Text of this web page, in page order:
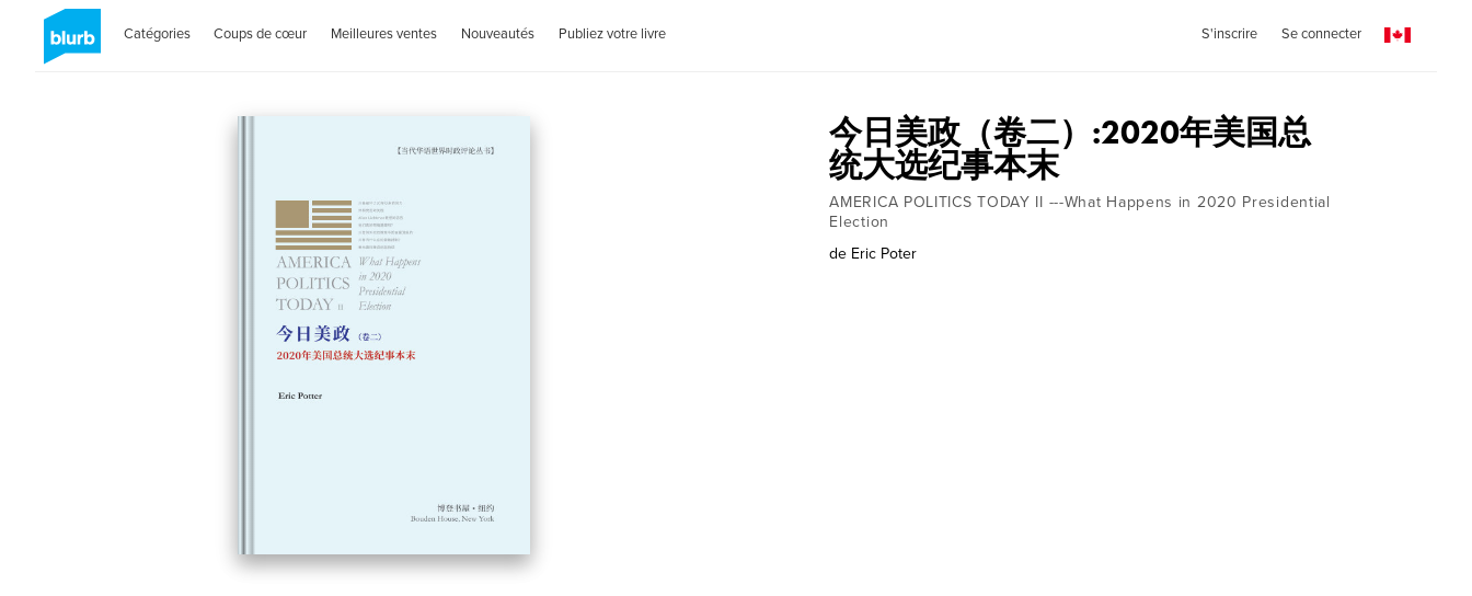
Catégories Coups de cœur Meilleures ventes Nouveautés Publiez votre livre S'inscrire Se connecter
今日美政（卷二）:2020年美国总
统大选纪事本末
AMERICA POLITICS TODAY II ---What Happens in 2020 Presidential
Election
de Eric Poter